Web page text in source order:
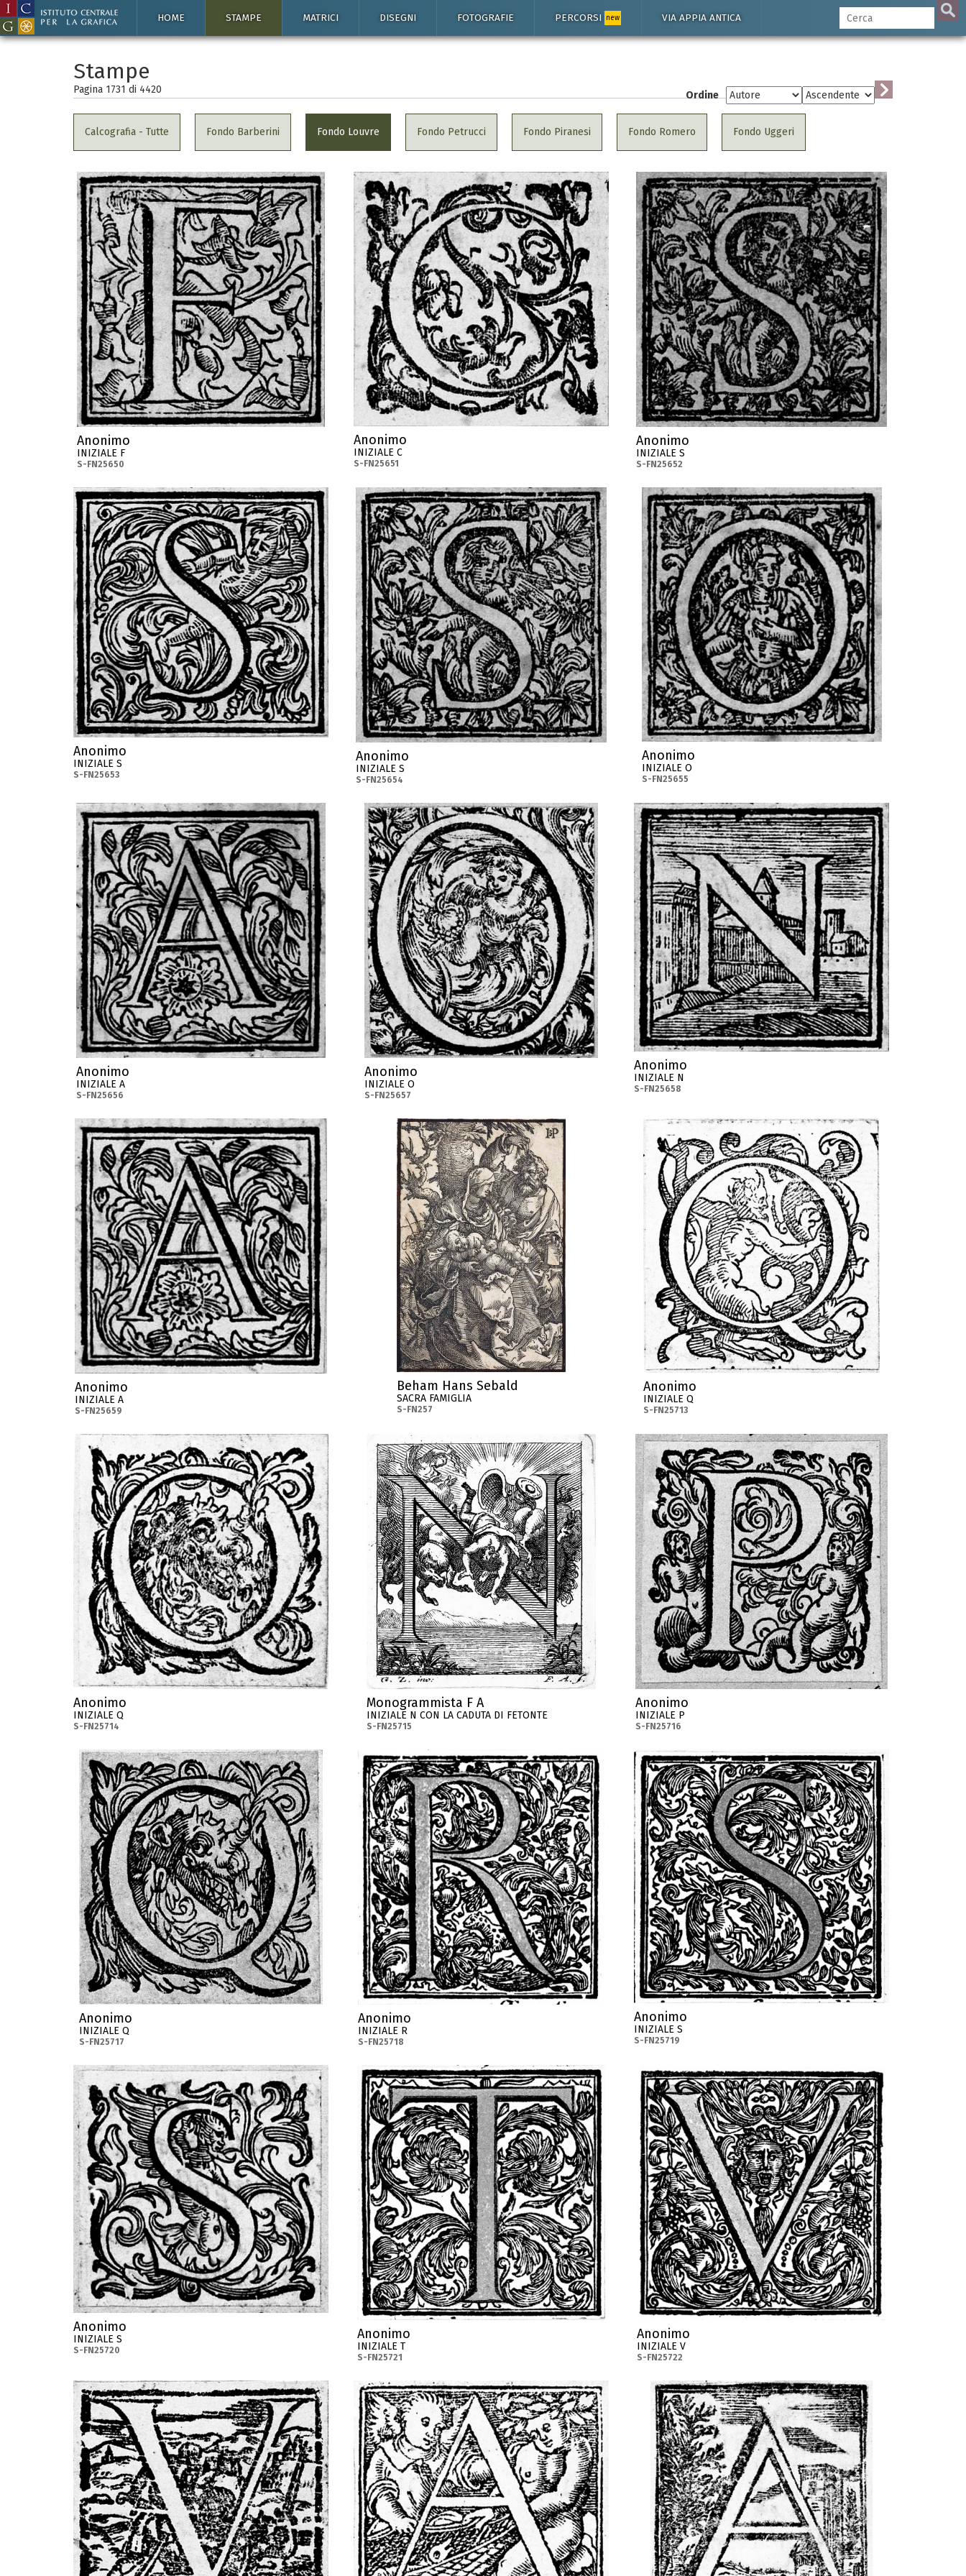
HOME STAMPE MATRICI DISEGNI FOTOGRAFIE PERCORSI new VIA APPIA ANTICA
Stampe
Pagina 1731 di 4420 Ordine
Calcografia - Tutte Fondo Barberini Fondo Louvre Fondo Petrucci Fondo Piranesi Fondo Romero Fondo Uggeri
Anonimo
INIZIALE F
S-FN25650
Anonimo
INIZIALE C
S-FN25651
Anonimo
INIZIALE S
S-FN25652
Anonimo
INIZIALE S
S-FN25653
Anonimo
INIZIALE S
S-FN25654
Anonimo
INIZIALE O
S-FN25655
Anonimo
INIZIALE A
S-FN25656
Anonimo
INIZIALE O
S-FN25657
Anonimo
INIZIALE N
S-FN25658
Anonimo
INIZIALE A
S-FN25659
Beham Hans Sebald
SACRA FAMIGLIA
S-FN257
Anonimo
INIZIALE Q
S-FN25713
Anonimo
INIZIALE Q
S-FN25714
Monogrammista F A
INIZIALE N CON LA CADUTA DI FETONTE
S-FN25715
Anonimo
INIZIALE P
S-FN25716
Anonimo
INIZIALE Q
S-FN25717
Anonimo
INIZIALE R
S-FN25718
Anonimo
INIZIALE S
S-FN25719
Anonimo
INIZIALE S
S-FN25720
Anonimo
INIZIALE T
S-FN25721
Anonimo
INIZIALE V
S-FN25722